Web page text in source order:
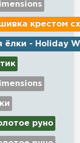
крестом
- Holiday
руно